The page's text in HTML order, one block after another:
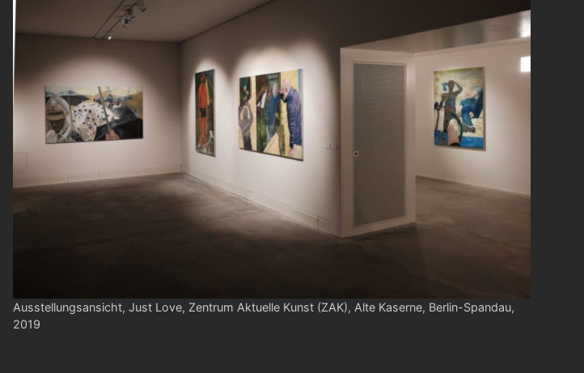
Ausstellungsansicht, Just Love, Zentrum Aktuelle Kunst (ZAK), Alte Kaserne, Berlin-Spandau,
2019